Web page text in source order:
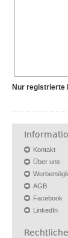
Nur registrierte
Kontakt
Über uns
AGB
Facebook
LinkedIn